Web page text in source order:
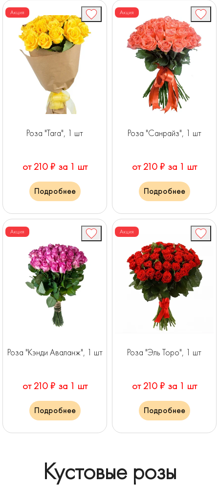
Акция
Роза "Tara", 1 шт
от 210 ₽ за 1 шт
Подробнее
Акция
Роза "Санрайз", 1 шт
от 210 ₽ за 1 шт
Подробнее
Акция
Роза "Кэнди Аваланж", 1 шт
от 210 ₽ за 1 шт
Подробнее
Акция
Роза "Эль Торо", 1 шт
от 210 ₽ за 1 шт
Подробнее
Кустовые розы